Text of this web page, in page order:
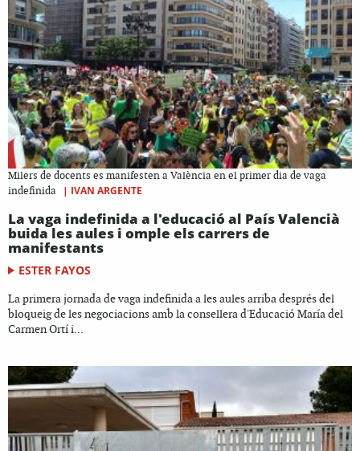
Milers de docents es manifesten a València en el primer dia de vaga
indefinida
| IVAN ARGENTE
La vaga indefinida a l'educació al País Valencià
buida les aules i omple els carrers de
manifestants
ESTER FAYOS
La primera jornada de vaga indefinida a les aules arriba després del
bloqueig de les negociacions amb la consellera d'Educació María del
Carmen Ortí i...